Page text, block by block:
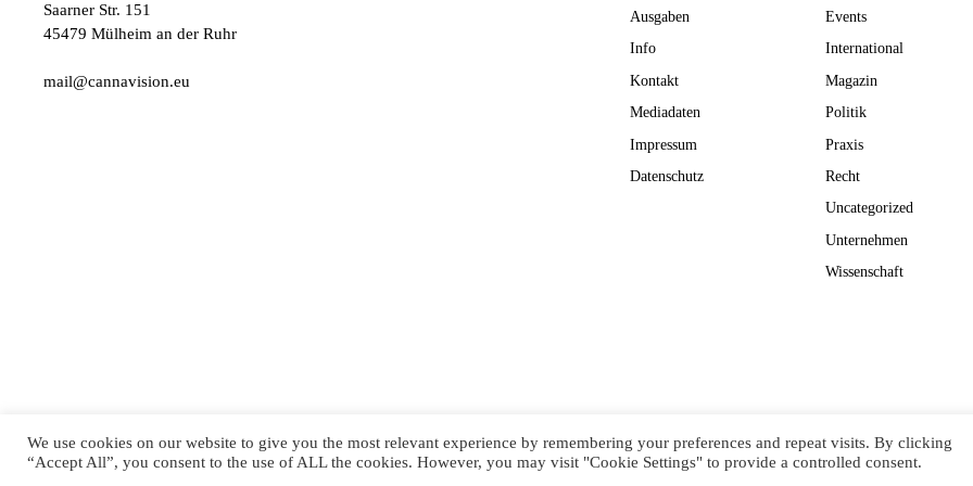
Saarner Str. 151
45479 Mülheim an der Ruhr
mail@cannavision.eu
Ausgaben
Info
Kontakt
Mediadaten
Impressum
Datenschutz
Events
International
Magazin
Politik
Praxis
Recht
Uncategorized
Unternehmen
Wissenschaft
© 2022 EYEPRESS FACHMEDIEN GMBH
We use cookies on our website to give you the most relevant experience by remembering your preferences and repeat visits. By clicking
“Accept All”, you consent to the use of ALL the cookies. However, you may visit "Cookie Settings" to provide a controlled consent.